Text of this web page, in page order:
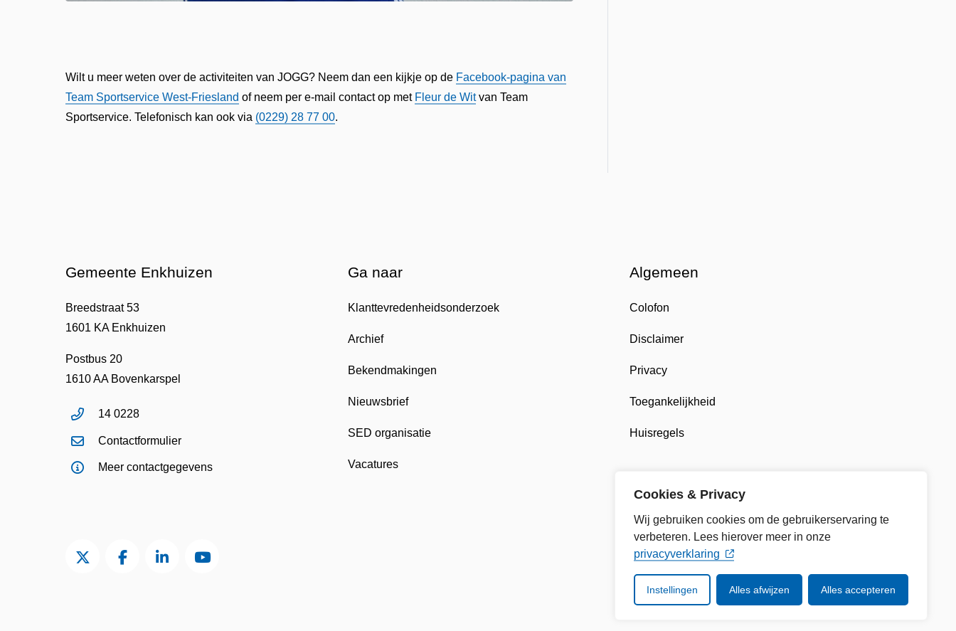
Cookies & Privacy
Wij gebruiken cookies om de gebruikerservaring te
verbeteren. Lees hierover meer in onze
privacyverklaring
Instellingen Alles afwijzen Alles accepteren
Wilt u meer weten over de activiteiten van JOGG? Neem dan een kijkje op de Facebook-pagina van
Team Sportservice West-Friesland of neem per e-mail contact op met Fleur de Witvan Team
Sportservice. Telefonisch kan ook via (0229) 28 77 00.
Gemeente Enkhuizen
Breedstraat 53
1601 KA Enkhuizen
Postbus 20
1610 AA Bovenkarspel
14 0228
Contactformulier
Meer contactgegevens
Ga naar
Klanttevredenheidsonderzoek
Archief
Bekendmakingen
Nieuwsbrief
SED organisatie
Vacatures
Algemeen
Colofon
Disclaimer
Privacy
Toegankelijkheid
Huisregels
Twitter van Gemeente Enkhuizen, opent in nieuw tabblad
Facebook van Gemeente Enkhuizen, opent in nieuw tabblad